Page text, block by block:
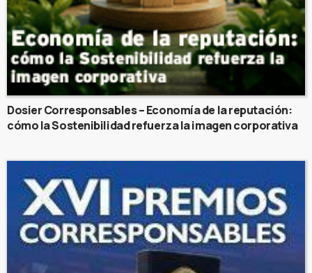
Dosier Corresponsables – Economía de la reputación:
cómo la Sostenibilidad refuerza la imagen corporativa